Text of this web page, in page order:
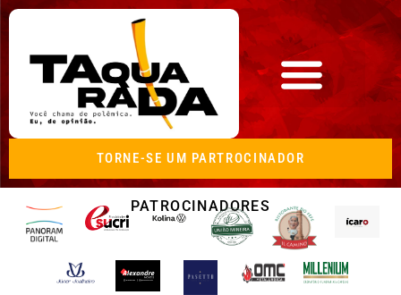
TORNE-SE UM PARTROCINADOR
PATROCINADORES